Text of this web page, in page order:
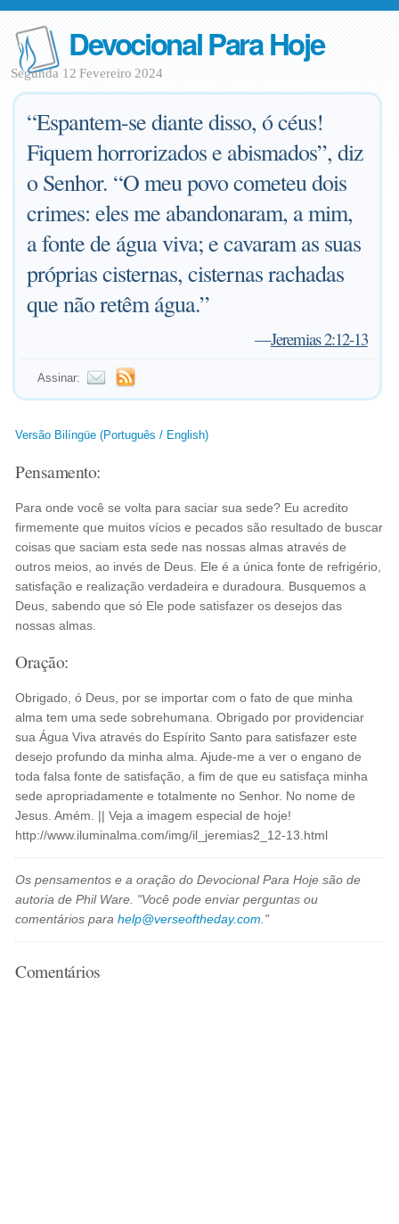
Devocional Para Hoje
Segunda 12 Fevereiro 2024
“Espantem-se diante disso, ó céus!
Fiquem horrorizados e abismados”, diz
o Senhor. “O meu povo cometeu dois
crimes: eles me abandonaram, a mim,
a fonte de água viva; e cavaram as suas
próprias cisternas, cisternas rachadas
que não retêm água.”
—Jeremias 2:12-13
Assinar:
Versão Bilíngüe (Português / English)
Pensamento:
Para onde você se volta para saciar sua sede? Eu acredito
firmemente que muitos vícios e pecados são resultado de buscar
coisas que saciam esta sede nas nossas almas através de
outros meios, ao invés de Deus. Ele é a única fonte de refrigério,
satisfação e realização verdadeira e duradoura. Busquemos a
Deus, sabendo que só Ele pode satisfazer os desejos das
nossas almas.
Oração:
Obrigado, ó Deus, por se importar com o fato de que minha
alma tem uma sede sobrehumana. Obrigado por providenciar
sua Água Viva através do Espírito Santo para satisfazer este
desejo profundo da minha alma. Ajude-me a ver o engano de
toda falsa fonte de satisfação, a fim de que eu satisfaça minha
sede apropriadamente e totalmente no Senhor. No nome de
Jesus. Amém. || Veja a imagem especial de hoje!
http://www.iluminalma.com/img/il_jeremias2_12-13.html
Os pensamentos e a oração do Devocional Para Hoje são de
autoria de Phil Ware. "Você pode enviar perguntas ou
comentários parahelp@verseoftheday.com ."
Comentários